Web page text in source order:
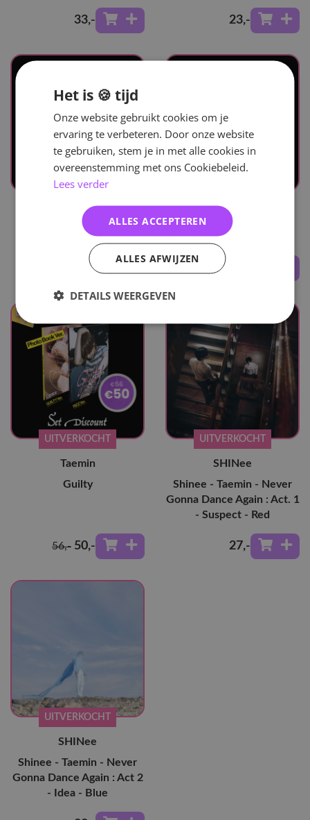
33,- 23,-
UITVERKOCHT
Taemin
Guilty (Box Version)
,-
Taemin
Move-ing
UITVERKOCHT
Taemin
Guilty
56,- 50,-
UITVERKOCHT
SHINee
Shinee - Taemin - Never
Gonna Dance Again : Act. 1
- Suspect - Red
27,-
UITVERKOCHT
SHINee
Shinee - Taemin - Never
Gonna Dance Again : Act 2
- Idea - Blue
Het is 🍪 tijd
Onze website gebruikt cookies om je
ervaring te verbeteren. Door onze website
te gebruiken, stem je in met alle cookies in
overeenstemming met ons Cookiebeleid.
Lees verder
ALLES ACCEPTEREN
ALLES AFWIJZEN
DETAILS WEERGEVEN